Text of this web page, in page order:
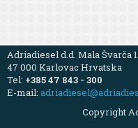
Adriadiesel d.d. Mala Švarča
47 000 Karlovac Hrvatska
Tel: +385 47 843 - 300
E-mail:
Copyright